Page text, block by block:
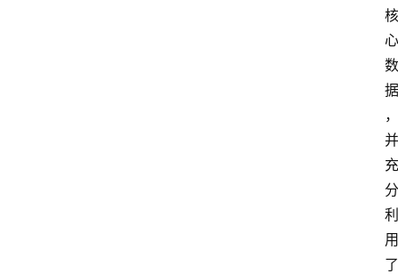
核
心
数
据
，
并
充
分
利
用
了